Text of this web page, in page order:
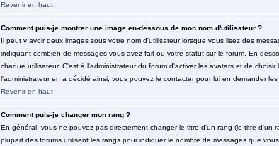
Revenir en haut
Comment puis-je montrer une image en-dessous de mon nom d'utilisateur ?
Il peut y avoir deux images sous votre nom d'utilisateur lorsque vous lisez des
indiquant combien de messages vous avez fait ou votre statut sur le forum. En-
chaque utilisateur. C'est à l'administrateur du forum d'activer les avatars et de
l'administrateur en a décidé ainsi, vous pouvez le contacter pour lui en demander
Revenir en haut
Comment puis-je changer mon rang ?
En général, vous ne pouvez pas directement changer le titre d'un rang (le titre
plupart des forums utilisent les rangs pour indiquer le nombre de messages que